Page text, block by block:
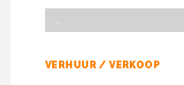
VERHUUR / VERKOOP